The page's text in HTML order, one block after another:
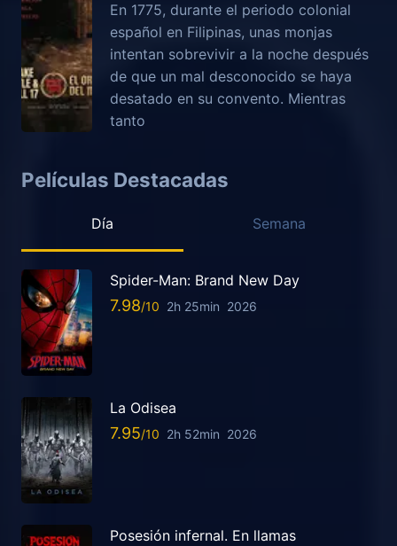
En 1775, durante el periodo colonial
español en Filipinas, unas monjas
intentan sobrevivir a la noche después
de que un mal desconocido se haya
desatado en su convento. Mientras
tanto
Películas Destacadas
Día Semana
Spider-Man: Brand New Day
7.98 2h 25min 2026
La Odisea
7.95 2h 52min 2026
Posesión infernal. En llamas